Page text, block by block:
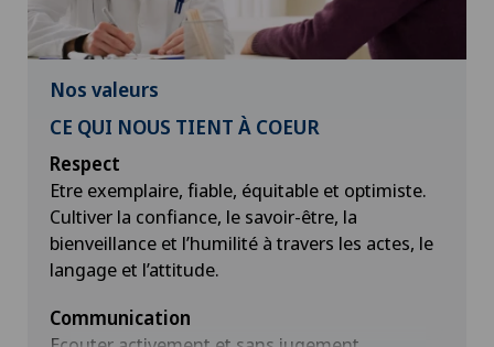
Être un employeur attractif
Garantir un niveau de formation optimal aux
collaborateurs avec des perspectives de
développement.
Nos valeurs
CE QUI NOUS TIENT À COEUR
Respect
Etre exemplaire, fiable, équitable et optimiste.
Cultiver la confiance, le savoir-être, la
bienveillance et l’humilité à travers les actes, le
langage et l’attitude.
Communication